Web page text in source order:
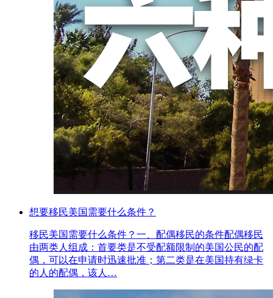
想要移民美国需要什么条件？
移民美国需要什么条件？一、配偶移民的条件配偶移民
由两类人组成：首要类是不受配额限制的美国公民的配
偶，可以在申请时迅速批准；第二类是在美国持有绿卡
的人的配偶，该人…